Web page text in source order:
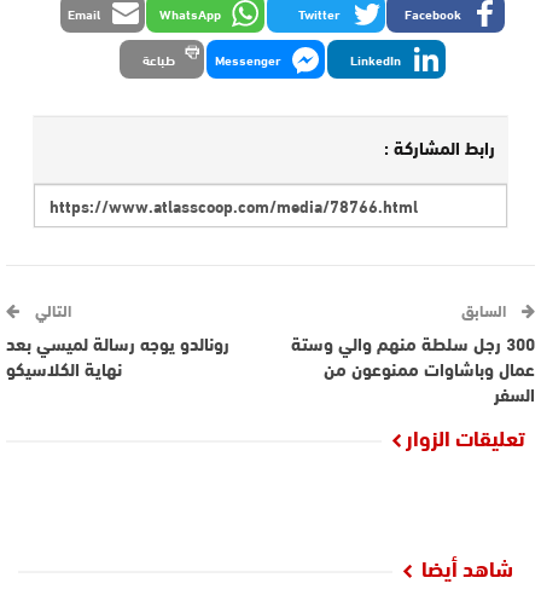
Facebook
Twitter
WhatsApp
Email
LinkedIn
Messenger طباعة
رابط المشاركة :
السابق
300 رجل سلطة منهم والي وستة
عمال وباشاوات ممنوعون من
السفر
التالي
رونالدو يوجه رسالة لميسي بعد
نهاية الكلاسيكو
تعليقات الزوار
شاهد أيضا